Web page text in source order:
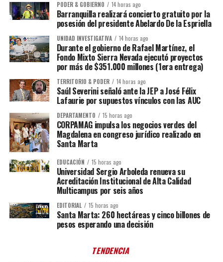
PODER & GOBIERNO 14 horas ago
Barranquilla realizará concierto gratuito por la
posesión del presidente Abelardo De la Espriella
UNIDAD INVESTIGATIVA 14 horas ago
Durante el gobierno de Rafael Martínez, el
Fondo Mixto Sierra Nevada ejecutó proyectos
por más de $351.000 millones (1era entrega)
TERRITORIO & PODER 14 horas ago
Saúl Severini señaló ante la JEP a José Félix
Lafaurie por supuestos vínculos con las AUC
DEPARTAMENTO 15 horas ago
CORPAMAG impulsa los negocios verdes del
Magdalena en congreso jurídico realizado en
Santa Marta
EDUCACIÓN 15 horas ago
Universidad Sergio Arboleda renueva su
Acreditación Institucional de Alta Calidad
Multicampus por seis años
EDITORIAL 15 horas ago
Santa Marta: 260 hectáreas y cinco billones de
pesos esperando una decisión
TENDENCIA